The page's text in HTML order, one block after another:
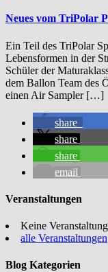
Neues vom TriPolar
Ein Teil des TriPolar
Lebensformen in der
Schüler der
dem Ballon Team des
einen Air Sampler […]
share
share
share
email
Veranstaltungen
Keine
alle Veranstaltungen
Blog Kategorien